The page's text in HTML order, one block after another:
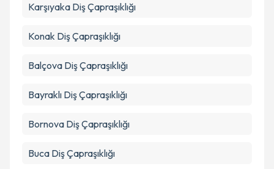
Karşıyaka Diş Çapraşıklığı
Konak Diş Çapraşıklığı
Balçova Diş Çapraşıklığı
Bayraklı Diş Çapraşıklığı
Bornova Diş Çapraşıklığı
Buca Diş Çapraşıklığı